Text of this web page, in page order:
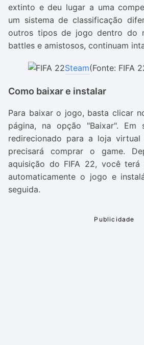
extinto e deu lugar a uma
um sistema de classificação
outros tipos de jogo dentro do
battles e amistosos, continuam
Steam(Fonte: FIFA
Como baixar e instalar
Para baixar o jogo, basta clicar
página, na opção "Baixar". Em
redirecionado para a loja
precisará comprar o game.
aquisição do FIFA 22, você terá
automaticamente o jogo e
seguida.